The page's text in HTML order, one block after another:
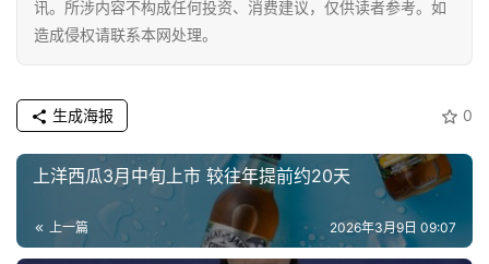
消
生
讯。所涉内容不构成任何投资、消费建议，仅供读者参考。如
造成侵权请联系本网处理。
0
生成海报
上洋西瓜3月中旬上市 较往年提前约20天
上一篇 2026年3月9日 09:07